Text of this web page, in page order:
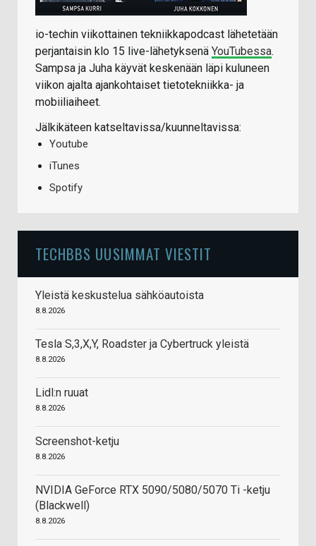
io-techin viikottainen tekniikkapodcast lähetetään
perjantaisin klo 15 live-lähetyksenä YouTubessa.
Sampsa ja Juha käyvät keskenään läpi kuluneen
viikon ajalta ajankohtaiset tietotekniikka- ja
mobiiliaiheet.
Jälkikäteen katseltavissa/kuunneltavissa:
Youtube
iTunes
Spotify
TECHBBS UUSIMMAT VIESTIT
Yleistä keskustelua sähköautoista
8.8.2026
Tesla S,3,X,Y, Roadster ja Cybertruck yleistä
8.8.2026
Lidl:n ruuat
8.8.2026
Screenshot-ketju
8.8.2026
NVIDIA GeForce RTX 5090/5080/5070 Ti -ketju
(Blackwell)
8.8.2026